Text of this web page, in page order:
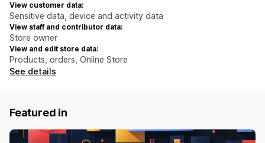
View customer data:
Sensitive data, device and activity data
View staff and contributor data:
Store owner
View and edit store data:
Products, orders, Online Store
See details
Featured in